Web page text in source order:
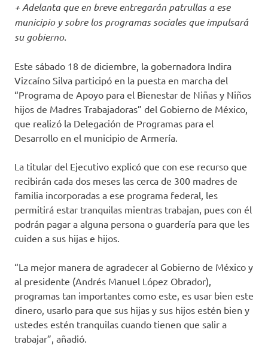
+ Adelanta que en breve entregarán patrullas a ese
municipio y sobre los programas sociales que impulsará
su gobierno.
Este sábado 18 de diciembre, la gobernadora Indira
Vizcaíno Silva participó en la puesta en marcha del
“Programa de Apoyo para el Bienestar de Niñas y Niños
hijos de Madres Trabajadoras” del Gobierno de México,
que realizó la Delegación de Programas para el
Desarrollo en el municipio de Armería.
La titular del Ejecutivo explicó que con ese recurso que
recibirán cada dos meses las cerca de 300 madres de
familia incorporadas a ese programa federal, les
permitirá estar tranquilas mientras trabajan, pues con él
podrán pagar a alguna persona o guardería para que les
cuiden a sus hijas e hijos.
“La mejor manera de agradecer al Gobierno de México y
al presidente (Andrés Manuel López Obrador),
programas tan importantes como este, es usar bien este
dinero, usarlo para que sus hijas y sus hijos estén bien y
ustedes estén tranquilas cuando tienen que salir a
trabajar”, añadió.